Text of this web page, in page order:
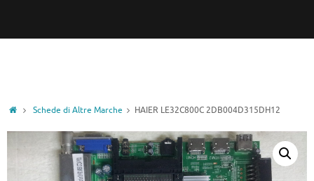
HomeSchede di Altre Marche HAIER LE32C800C 2DB004D315DH12